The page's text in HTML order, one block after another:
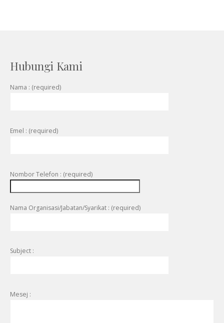
Hubungi Kami
Nama : (required)
Emel : (required)
Nombor Telefon : (required)
Nama Organisasi/Jabatan/Syarikat : (required)
Subject :
Mesej :